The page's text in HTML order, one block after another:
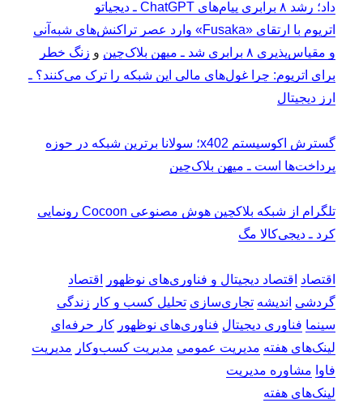
داد؛ رشد ۸ برابری پیام‌های ChatGPT ـ دیجیاتو
اتریوم با ارتقای «Fusaka» وارد عصر تراکنش‌های شبه‌آنی
و مقیاس‌پذیری ۸ برابری شد ـ میهن بلاک‌چین
و زنگ خطر
برای اتریوم: چرا غول‌های مالی این شبکه را ترک می‌کنند؟ ـ
ارز دیجیتال
گسترش اکوسیستم x402؛ سولانا برترین شبکه در حوزه
پرداخت‌ها است ـ میهن بلاک‌چین
تلگرام از شبکه بلاکچین هوش مصنوعی Cocoon رونمایی
کرد ـ دیجی‌کالا مگ
اقتصاد اقتصاد دیجیتال و فناوری‌های نوظهور
اقتصاد
گردشی اندیشه تجاری‌سازی تحلیل کسب و کار زندگی
سینما فناوری دیجیتال فناوری‌های نوظهور کار حرفه‌ای
لینک‌های هفته مدیریت عمومی مدیریت کسب‌و‌کار مدیریت
فاوا مشاوره مدیریت
لینک‌های هفته